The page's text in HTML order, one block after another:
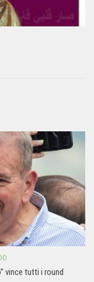
vince tutti i round